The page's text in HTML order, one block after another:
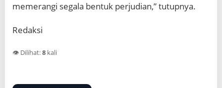
memerangi segala bentuk perjudian,” tutupnya.
Redaksi
👁️ Dilihat:8 kali